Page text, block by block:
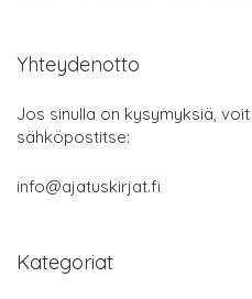
Yhteydenotto
Jos sinulla on kysymyksiä,
sähköpostitse:
info@ajatuskirjat.fi
Kategoriat